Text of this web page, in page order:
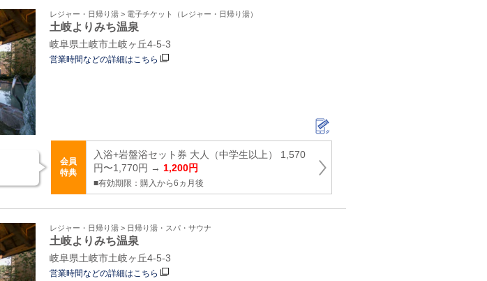
レジャー・日帰り湯 > 電子チケット（レジャー・日帰り湯）
土岐よりみち温泉
岐阜県土岐市土岐ヶ丘4-5-3
営業時間などの詳細はこちら
会員
特典
入浴+岩盤浴セット券 大人（中学生以上） 1,570
円〜1,770円 → 1,200円
■有効期限：購入から6ヵ月後
レジャー・日帰り湯 > 日帰り湯・スパ・サウナ
土岐よりみち温泉
岐阜県土岐市土岐ヶ丘4‐5‐3
営業時間などの詳細はこちら